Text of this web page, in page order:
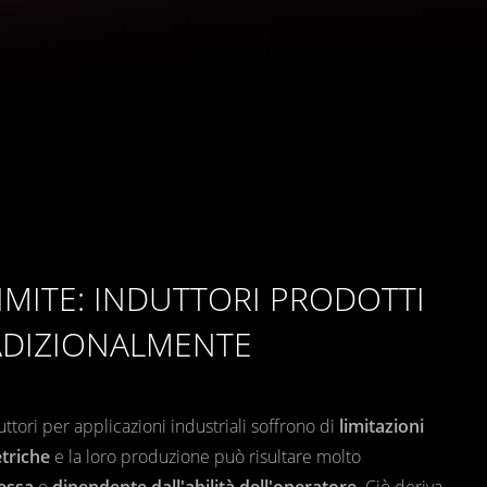
INDUTTORI PRODOTTI
per applicazioni industriali soffrono di limitazioni
e la loro produzione può risultare molto
geometrie
e riproducibili che non possono essere